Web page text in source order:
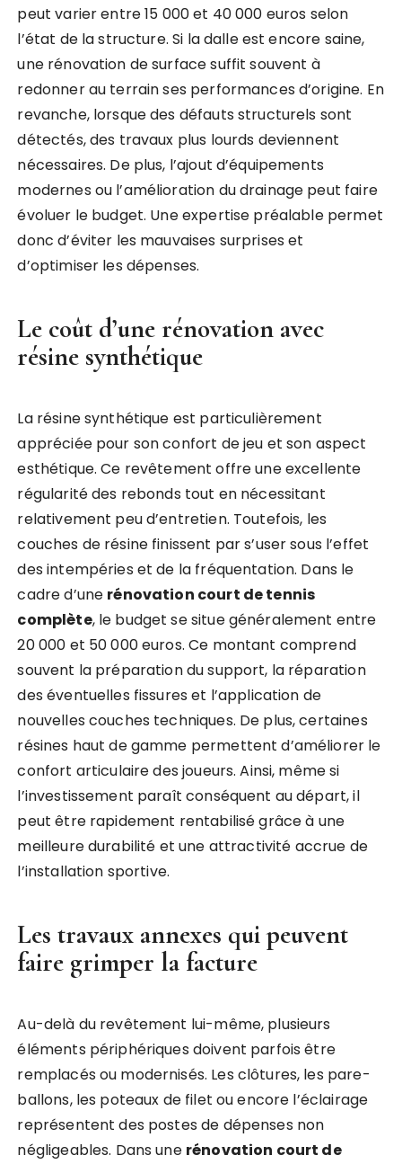
peut varier entre 15 000 et 40 000 euros selon
l’état de la structure. Si la dalle est encore saine,
une rénovation de surface suffit souvent à
redonner au terrain ses performances d’origine. En
revanche, lorsque des défauts structurels sont
détectés, des travaux plus lourds deviennent
nécessaires. De plus, l’ajout d’équipements
modernes ou l’amélioration du drainage peut faire
évoluer le budget. Une expertise préalable permet
donc d’éviter les mauvaises surprises et
d’optimiser les dépenses.
Le coût d’une rénovation avec
résine synthétique
La résine synthétique est particulièrement
appréciée pour son confort de jeu et son aspect
esthétique. Ce revêtement offre une excellente
régularité des rebonds tout en nécessitant
relativement peu d’entretien. Toutefois, les
couches de résine finissent par s’user sous l’effet
des intempéries et de la fréquentation. Dans le
cadre d’une rénovation court de tennis
complète, le budget se situe généralement entre
20 000 et 50 000 euros. Ce montant comprend
souvent la préparation du support, la réparation
des éventuelles fissures et l’application de
nouvelles couches techniques. De plus, certaines
résines haut de gamme permettent d’améliorer le
confort articulaire des joueurs. Ainsi, même si
l’investissement paraît conséquent au départ, il
peut être rapidement rentabilisé grâce à une
meilleure durabilité et une attractivité accrue de
l’installation sportive.
Les travaux annexes qui peuvent
faire grimper la facture
Au-delà du revêtement lui-même, plusieurs
éléments périphériques doivent parfois être
remplacés ou modernisés. Les clôtures, les pare-
ballons, les poteaux de filet ou encore l’éclairage
représentent des postes de dépenses non
négligeables. Dans une rénovation court de